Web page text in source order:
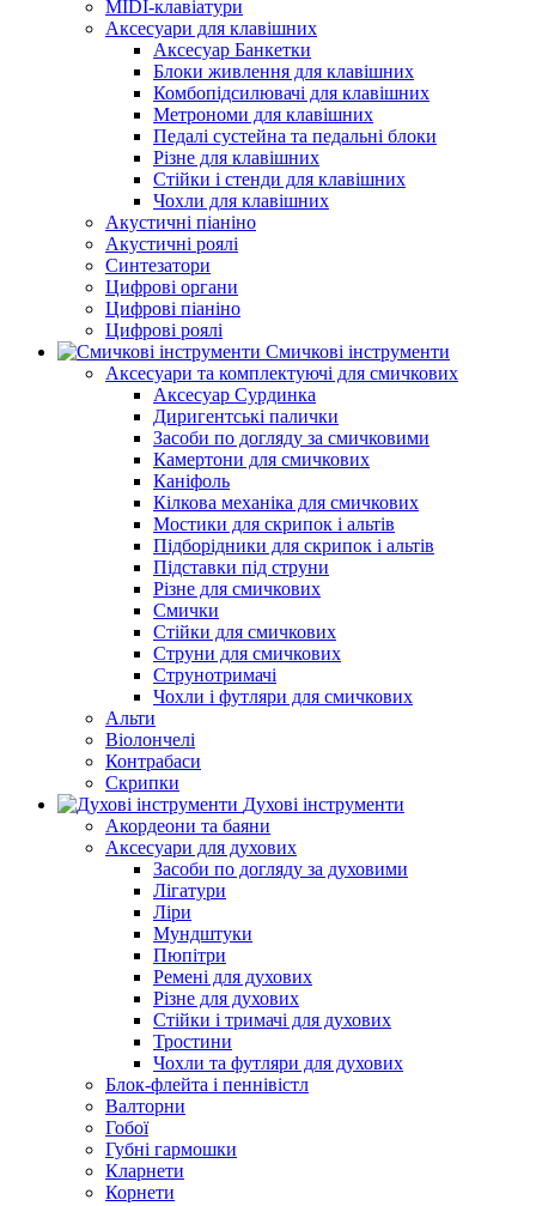
MIDI-клавіатури
Аксесуари для клавішних
Аксесуар Банкетки
Блоки живлення для клавішних
Комбопідсилювачі для клавішних
Метрономи для клавішних
Педалі сустейна та педальні блоки
Різне для клавішних
Стійки і стенди для клавішних
Чохли для клавішних
Акустичні піаніно
Акустичні роялі
Синтезатори
Цифрові органи
Цифрові піаніно
Цифрові роялі
Смичкові інструменти
Аксесуари та комплектуючі для смичкових
Аксесуар Сурдинка
Диригентські палички
Засоби по догляду за смичковими
Камертони для смичкових
Каніфоль
Кілкова механіка для смичкових
Мостики для скрипок і альтів
Підборiдники для скрипок і альтів
Підставки під струни
Різне для смичкових
Смички
Стійки для смичкових
Струни для смичкових
Струнотримачі
Чохли і футляри для смичкових
Альти
Віолончелі
Контрабаси
Скрипки
Духові інструменти
Акордеони та баяни
Аксесуари для духових
Засоби по догляду за духовими
Лігатури
Ліри
Мундштуки
Пюпітри
Ремені для духових
Різне для духових
Стійки і тримачі для духових
Тростини
Чохли та футляри для духових
Блок-флейта і пеннівістл
Валторни
Гобої
Губні гармошки
Кларнети
Корнети